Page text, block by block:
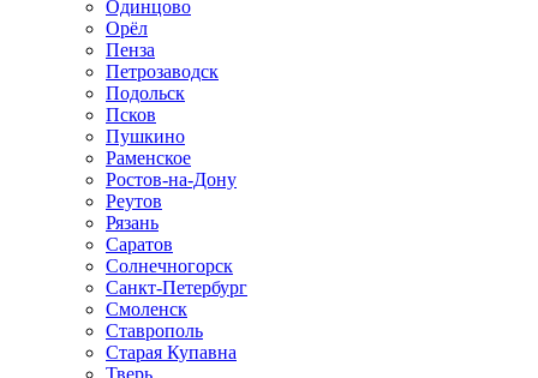
Одинцово
Орёл
Пенза
Петрозаводск
Подольск
Псков
Пушкино
Раменское
Ростов-на-Дону
Реутов
Рязань
Саратов
Солнечногорск
Санкт-Петербург
Смоленск
Ставрополь
Старая Купавна
Тверь